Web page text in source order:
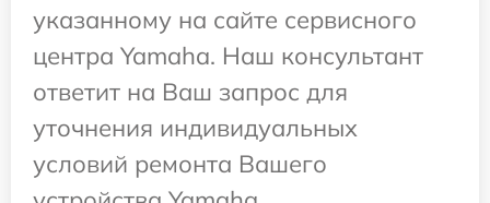
указанному на сайте сервисного
центра Yamaha. Наш консультант
ответит на Ваш запрос для
уточнения индивидуальных
условий ремонта Вашего